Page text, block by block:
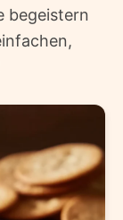
begeistern